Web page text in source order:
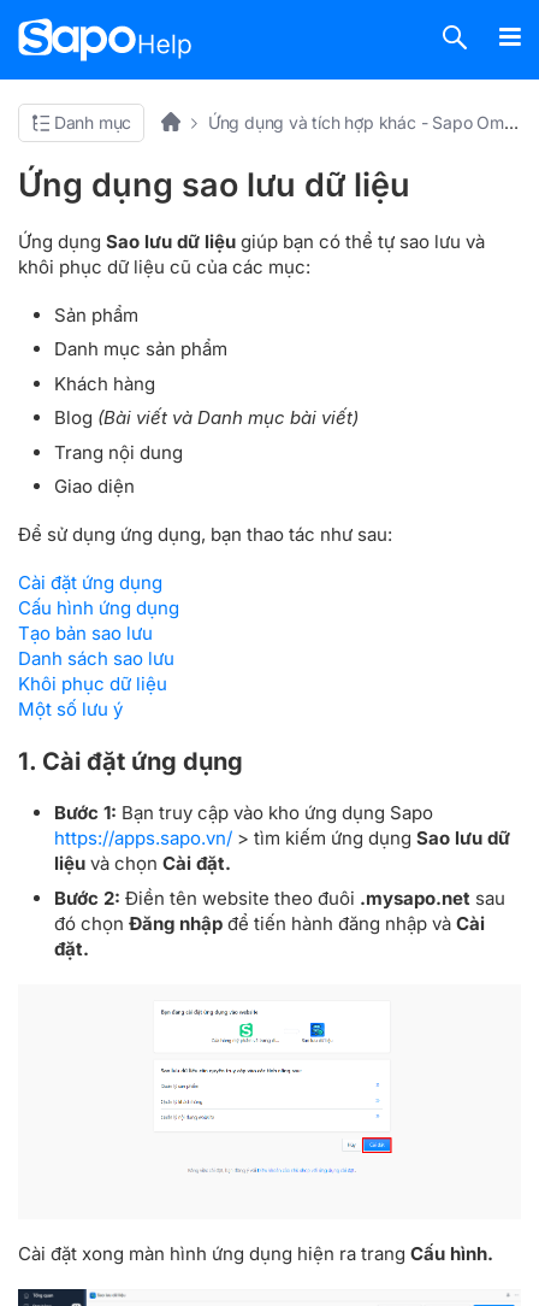
Danh mục Ứng dụng và tích hợp khác - Sapo OmniAI
Ứng dụng sao lưu dữ liệu
Ứng dụng Sao lưu dữ liệu giúp bạn có thể tự sao lưu và
khôi phục dữ liệu cũ của các mục:
Sản phẩm
Danh mục sản phẩm
Khách hàng
Blog (Bài viết và Danh mục bài viết)
Trang nội dung
Giao diện
Để sử dụng ứng dụng, bạn thao tác như sau:
Cài đặt ứng dụng
Cấu hình ứng dụng
Tạo bản sao lưu
Danh sách sao lưu
Khôi phục dữ liệu
Một số lưu ý
1. Cài đặt ứng dụng
Bước 1: Bạn truy cập vào kho ứng dụng Sapo
https://apps.sapo.vn/ > tìm kiếm ứng dụng Sao lưu dữ
liệu và chọn Cài đặt.
Bước 2: Điền tên website theo đuôi .mysapo.net sau
đó chọn Đăng nhập để tiến hành đăng nhập và Cài
đặt.
Cài đặt xong màn hình ứng dụng hiện ra trang Cấu hình.